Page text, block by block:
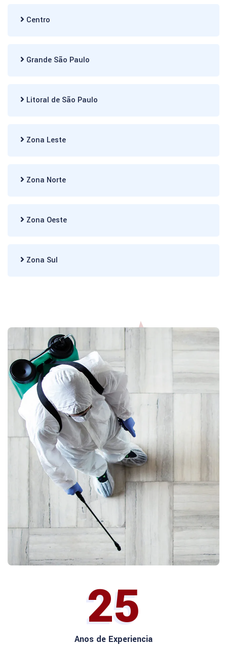
Centro
Grande São Paulo
Litoral de São Paulo
Zona Leste
Zona Norte
Zona Oeste
Zona Sul
25
Anos de Experiencia